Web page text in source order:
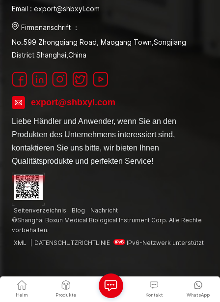
Email : export@shbxyl.com
Firmenanschrift ：
No.599 Zhongqiang Road, Maogang Town,Songjiang
District Shanghai,China
export@shbxyl.com
Liebe Händler und Anwender, wenn Sie an den
Produkten des Unternehmens interessiert sind,
kontaktieren Sie uns bitte, wir bieten Ihnen
Qualitätsprodukte und perfekten Service!
Seitenverzeichnis Blog
Nachricht
©Shanghai Boxun Medical Biological Instrument Corp. Alle Rechte
vorbehalten.
XML
DATENSCHUTZRICHTLINIE IPv6-Netzwerk unterstützt
Heim Produkte WhatsApp
Kontakt